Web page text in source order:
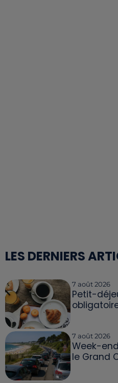
LES DERNIERS
7 août 2026
Petit-
7 août 2026
Week-
le Grand